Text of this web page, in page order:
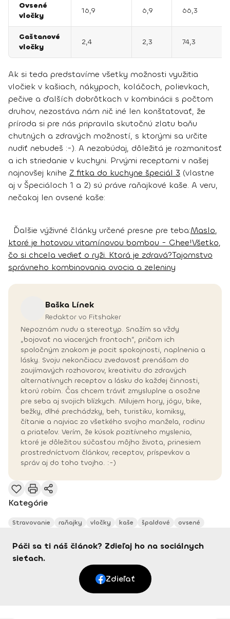
Ovsené
vločky
16,9 6,9 66,3
Gaštanové
vločky
2,4 2,3 74,3
Ak si teda predstavíme všetky možnosti využitia
vločiek v kašiach, nákypoch, koláčoch, polievkach,
pečive a ďalších dobrôtkach v kombinácii s počtom
druhov, nezostáva nám nič iné len konštatovať, že
príroda si pre nás pripravila skutočnú zlatu baňu
chutných a zdravých možností, s ktorými sa určite
nudiť nebudeš :-). A nezabúdaj, dôležitá je rozmanitosť
a ich striedanie v kuchyni. Prvými receptami v našej
najnovšej knihe Z fitka do kuchyne špeciál 3 (vlastne
aj v Špeciáloch 1 a 2) sú práve raňajkové kaše. A veru,
nečakaj len ovsené kaše:
Ďalšie výživné články určené presne pre teba:Maslo,
ktoré je hotovou vitamínovou bombou - Ghee!Všetko,
čo si chcela vedieť o ryži. Ktorá je zdravá?Tajomstvo
správneho kombinovania ovocia a zeleniny
Baška Línek
Redaktor vo Fitshaker
Nepoznám nudu a stereotyp. Snažím sa vždy
„bojovať na viacerých frontoch“, pričom ich
spoločným znakom je pocit spokojnosti, naplnenia a
lásky. Svoju nekončiacu zvedavosť prenášam do
zaujímavých rozhovorov, kreativitu do zdravých
alternatívnych receptov a lásku do každej činnosti,
ktorú robím. Čas chcem tráviť zmysluplne a osožne
pre seba aj svojich blízkych. Milujem hory, jógu, bike,
bežky, dlhé prechádzky, beh, turistiku, komiksy,
čítanie a najviac zo všetkého svojho manžela, rodinu
a priateľov. Verím, že kúsok pozitívneho myslenia,
ktoré je dôležitou súčasťou môjho života, prinesiem
prostredníctvom článkov, receptov, príspevkov a
správ aj do toho tvojho. :-)
Kategórie
Stravovanie raňajky vločky kaše špaldové ovsené
Páči sa ti náš článok? Zdieľaj ho na sociálnych
sieťach.
Zdieľať